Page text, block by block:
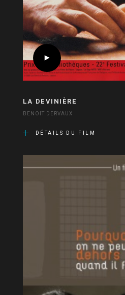
LA DEVINIÈRE
BENOIT DERVAUX
DÉTAILS DU FILM